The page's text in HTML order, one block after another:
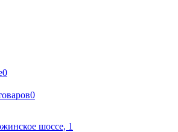
0
0
шоссе, 1